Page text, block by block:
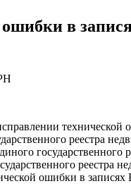
в
технической
реестра
государственного
реестра
ошибки в